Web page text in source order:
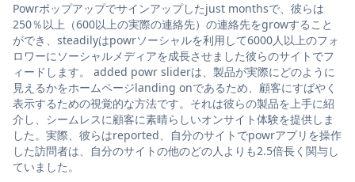
Powrポップアップでサインアップしたjust monthsで、彼らは
250％以上（600以上の実際の連絡先）の連絡先をgrowすること
ができ、steadilyはpowrソーシャルを利用して6000人以上のフォ
ロワーにソーシャルメディアを成長させました彼らのサイトでフ
ィードします。 added powr sliderは、製品が実際にどのように
見えるかをホームページlanding onであるため、顧客にすばやく
表示するための視覚的な方法です。それは彼らの製品を上手に紹
介し、シームレスに顧客に素晴らしいオンサイト体験を提供しま
した。実際、彼らはreported、自分のサイトでpowrアプリを操作
した訪問者は、自分のサイトの他のどの人よりも2.5倍長く関与し
ていました。